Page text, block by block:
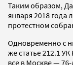
Таким образом,
января 2018 года
протестном
Одновременно с
же статье 212.1
все в Москве —